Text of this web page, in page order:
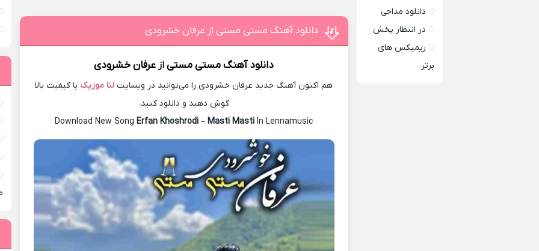
دانلود آهنگ مستی مستی از عرفان خشرودی
دانلود آهنگ مستی مستیازعرفان خشرودی
هم اکنون آهنگ جدید عرفان خشرودی را می‌توانید در وبسایت لنا موزیک با کیفیت بالا
گوش دهید و دانلود کنید.
Download New SongErfan Khoshrodi –Masti Masti In Lennamusic
دانلود مداحی
در انتظار پخش
ریمیکس های
برتر